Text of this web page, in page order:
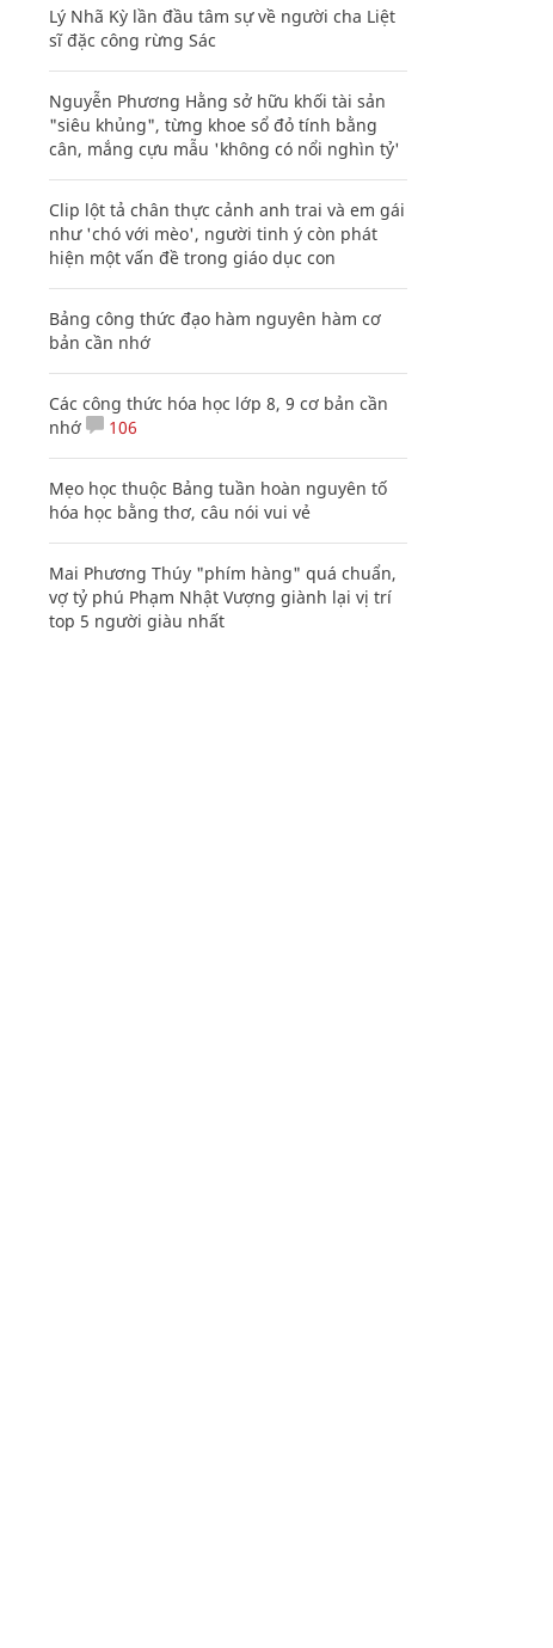
Lý Nhã Kỳ lần đầu tâm sự về người cha Liệt
sĩ đặc công rừng Sác
Nguyễn Phương Hằng sở hữu khối tài sản
"siêu khủng", từng khoe sổ đỏ tính bằng
cân, mắng cựu mẫu 'không có nổi nghìn tỷ'
Clip lột tả chân thực cảnh anh trai và em gái
như 'chó với mèo', người tinh ý còn phát
hiện một vấn đề trong giáo dục con
Bảng công thức đạo hàm nguyên hàm cơ
bản cần nhớ
Các công thức hóa học lớp 8, 9 cơ bản cần
nhớ
106
Mẹo học thuộc Bảng tuần hoàn nguyên tố
hóa học bằng thơ, câu nói vui vẻ
Mai Phương Thúy "phím hàng" quá chuẩn,
vợ tỷ phú Phạm Nhật Vượng giành lại vị trí
top 5 người giàu nhất